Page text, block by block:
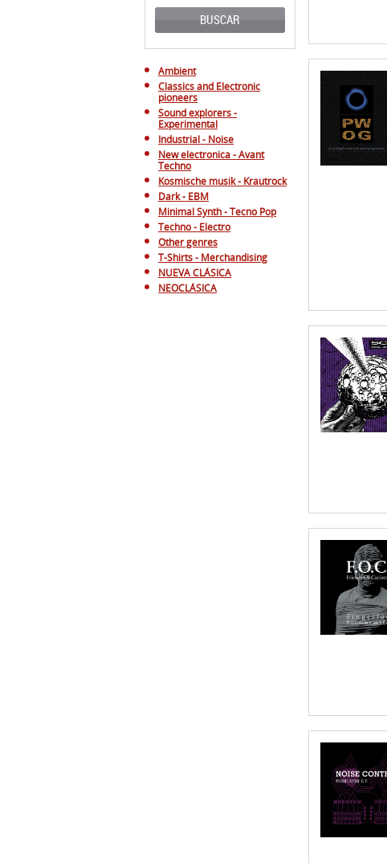
BUSCAR
Ambient
Classics and Electronic
pioneers
Sound explorers -
Experimental
Industrial - Noise
New electronica - Avant
Techno
Kosmische musik - Krautrock
Dark - EBM
Minimal Synth - Tecno Pop
Techno - Electro
Other genres
T-Shirts - Merchandising
NUEVA CLÁSICA
NEOCLÁSICA